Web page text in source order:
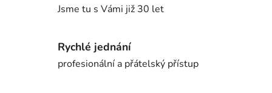
Jsme tu s Vámi již 30 let
Rychlé jednání
profesionální a přátelský přístup